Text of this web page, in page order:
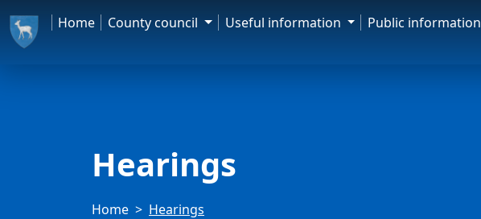
Home County council Useful information Public information
Hearings
Home Hearings